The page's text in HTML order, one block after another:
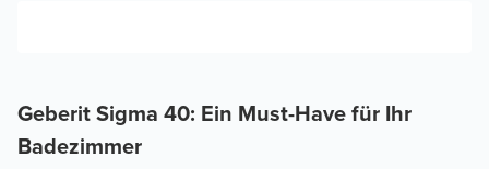
Geberit Sigma 40: Ein Must-Have für Ihr
Badezimmer